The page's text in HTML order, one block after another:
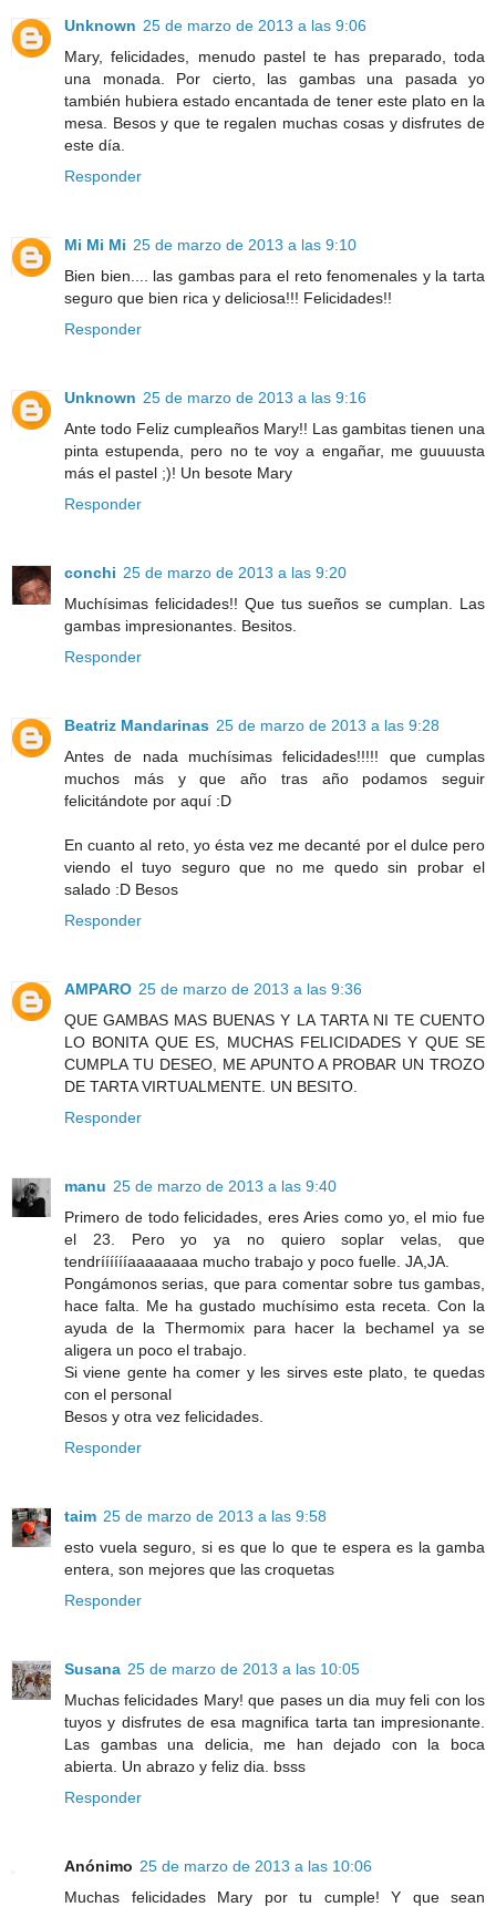
Unknown 25 de marzo de 2013 a las 9:06
Mary, felicidades, menudo pastel te has preparado, toda
una monada. Por cierto, las gambas una pasada yo
también hubiera estado encantada de tener este plato en la
mesa. Besos y que te regalen muchas cosas y disfrutes de
este día.
Responder
Mi Mi Mi 25 de marzo de 2013 a las 9:10
Bien bien.... las gambas para el reto fenomenales y la tarta
seguro que bien rica y deliciosa!!! Felicidades!!
Responder
Unknown 25 de marzo de 2013 a las 9:16
Ante todo Feliz cumpleaños Mary!! Las gambitas tienen una
pinta estupenda, pero no te voy a engañar, me guuuusta
más el pastel ;)! Un besote Mary
Responder
conchi 25 de marzo de 2013 a las 9:20
Muchísimas felicidades!! Que tus sueños se cumplan. Las
gambas impresionantes. Besitos.
Responder
Beatriz Mandarinas 25 de marzo de 2013 a las 9:28
Antes de nada muchísimas felicidades!!!!! que cumplas
muchos más y que año tras año podamos seguir
felicitándote por aquí :D
En cuanto al reto, yo ésta vez me decanté por el dulce pero
viendo el tuyo seguro que no me quedo sin probar el
salado :D Besos
Responder
AMPARO 25 de marzo de 2013 a las 9:36
QUE GAMBAS MAS BUENAS Y LA TARTA NI TE CUENTO
LO BONITA QUE ES, MUCHAS FELICIDADES Y QUE SE
CUMPLA TU DESEO, ME APUNTO A PROBAR UN TROZO
DE TARTA VIRTUALMENTE. UN BESITO.
Responder
manu 25 de marzo de 2013 a las 9:40
Primero de todo felicidades, eres Aries como yo, el mio fue
el 23. Pero yo ya no quiero soplar velas, que
tendrííííííaaaaaaaa mucho trabajo y poco fuelle. JA,JA.
Pongámonos serias, que para comentar sobre tus gambas,
hace falta. Me ha gustado muchísimo esta receta. Con la
ayuda de la Thermomix para hacer la bechamel ya se
aligera un poco el trabajo.
Si viene gente ha comer y les sirves este plato, te quedas
con el personal
Besos y otra vez felicidades.
Responder
taim 25 de marzo de 2013 a las 9:58
esto vuela seguro, si es que lo que te espera es la gamba
entera, son mejores que las croquetas
Responder
Susana 25 de marzo de 2013 a las 10:05
Muchas felicidades Mary! que pases un dia muy feli con los
tuyos y disfrutes de esa magnifica tarta tan impresionante.
Las gambas una delicia, me han dejado con la boca
abierta. Un abrazo y feliz dia. bsss
Responder
Anónimo 25 de marzo de 2013 a las 10:06
Muchas felicidades Mary por tu cumple! Y que sean